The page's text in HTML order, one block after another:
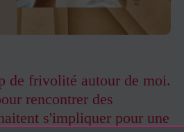
de frivolité autour de moi.
rencontrer des
s'impliquer pour une